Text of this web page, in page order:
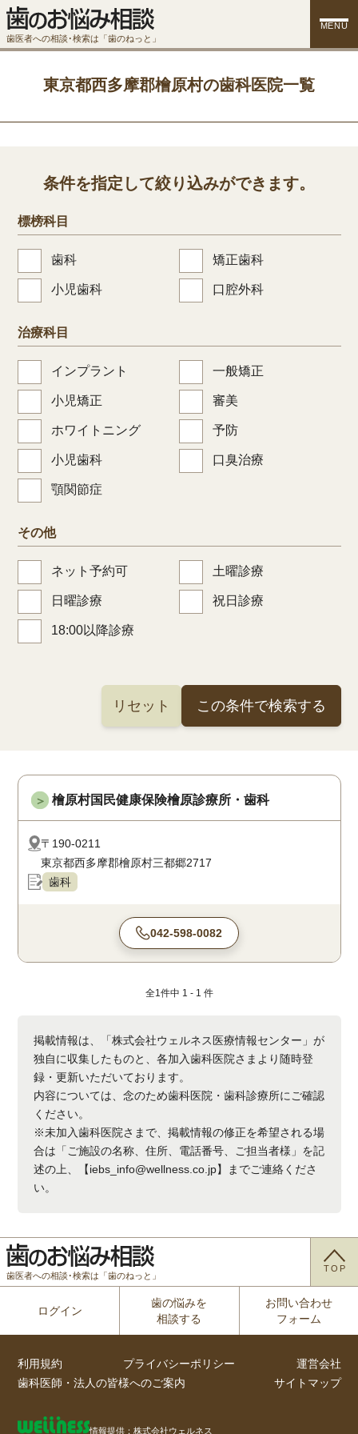
歯医者への相談･検索は「歯のねっと」
MENU
東京都西多摩郡檜原村の歯科医院一覧
条件を指定して絞り込みができます。
標榜科目
歯科 矯正歯科
小児歯科 口腔外科
治療科目
インプラント 一般矯正
小児矯正 審美
ホワイトニング 予防
小児歯科 口臭治療
顎関節症
その他
ネット予約可 土曜診療
日曜診療 祝日診療
18:00以降診療
リセット この条件で検索する
＞ 檜原村国民健康保険檜原診療所・歯科
〒190-0211
東京都西多摩郡檜原村三都郷2717
歯科
042-598-0082
全1件中 1 - 1 件
掲載情報は、「株式会社ウェルネス医療情報センター」が
独自に収集したものと、各加入歯科医院さまより随時登
録・更新いただいております。
内容については、念のため歯科医院・歯科診療所にご確認
ください。
※未加入歯科医院さまで、掲載情報の修正を希望される場
合は「ご施設の名称、住所、電話番号、ご担当者様」を記
述の上、【iebs_info@wellness.co.jp】までご連絡くださ
い。
歯医者への相談･検索は「歯のねっと」
TOP
ログイン
歯の悩みを
相談する
お問い合わせ
フォーム
利用規約 プライバシーポリシー
運営会社
歯科医師・法人の皆様へのご案内
サイトマップ
情報提供：株式会社ウェルネス